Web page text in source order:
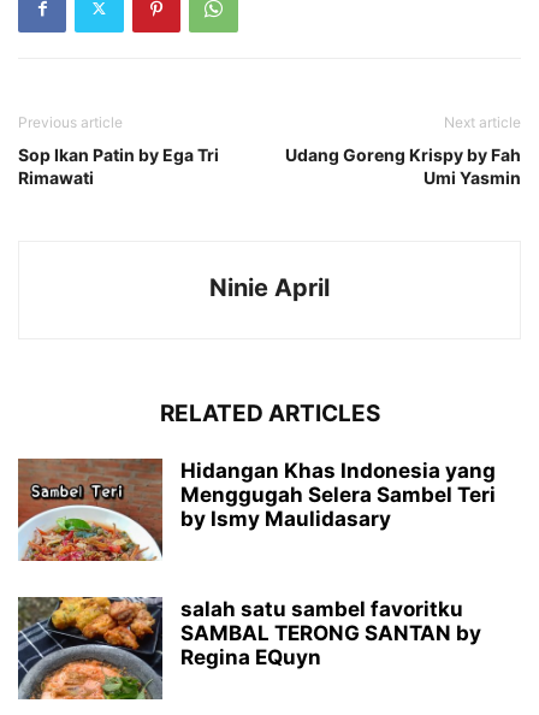
Previous article
Sop Ikan Patin by Ega Tri
Rimawati
Next article
Udang Goreng Krispy by Fah
Umi Yasmin
Ninie April
RELATED ARTICLES
Hidangan Khas Indonesia yang
Menggugah Selera Sambel Teri
by Ismy Maulidasary
salah satu sambel favoritku
SAMBAL TERONG SANTAN by
Regina EQuyn